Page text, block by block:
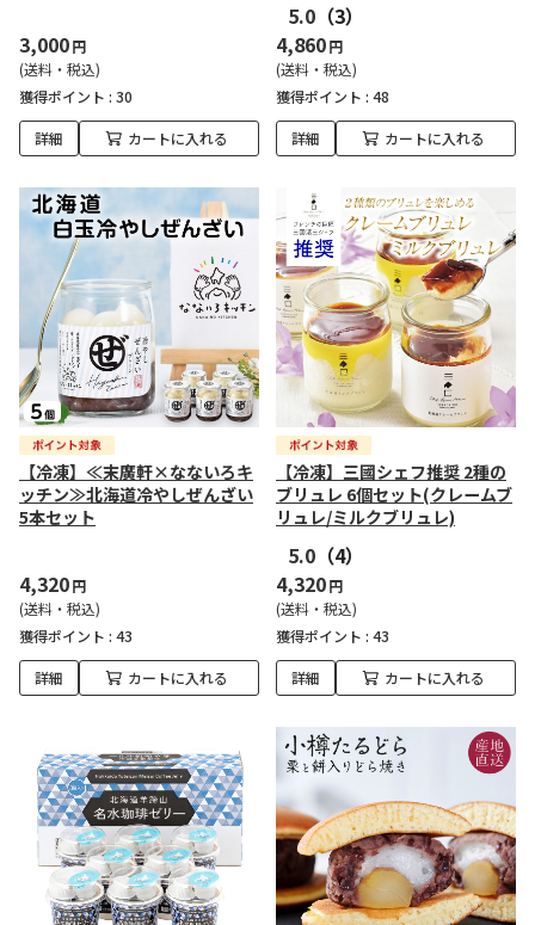
3,000円
(送料・税込)
獲得ポイント : 30
詳細 カートに入れる
5.0 （3）
4,860円
(送料・税込)
獲得ポイント : 48
詳細 カートに入れる
【冷凍】≪末廣軒×なないろキ
ッチン≫北海道冷やしぜんざい
5本セット
4,320円
(送料・税込)
獲得ポイント : 43
詳細 カートに入れる
【冷凍】三國シェフ推奨 2種の
ブリュレ 6個セット(クレームブ
リュレ/ミルクブリュレ)
5.0 （4）
4,320円
(送料・税込)
獲得ポイント : 43
詳細 カートに入れる